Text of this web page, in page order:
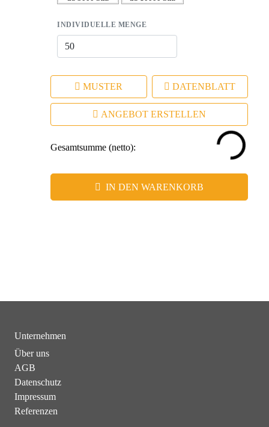
INDIVIDUELLE MENGE
MUSTER DATENBLATT
ANGEBOT ERSTELLEN
Gesamtsumme (netto):
IN DEN WARENKORB
Unternehmen
Über uns
AGB
Datenschutz
Impressum
Referenzen